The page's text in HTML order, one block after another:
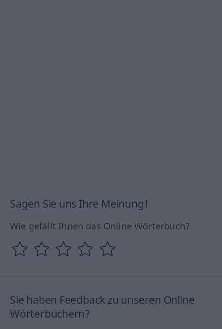
Sagen Sie uns Ihre Meinung!
Wie gefällt Ihnen das Online Wörterbuch?
Sie haben Feedback zu unseren Online
Wörterbüchern?